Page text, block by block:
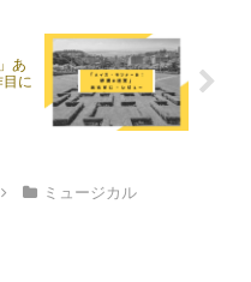
あ
に
ミュージカル